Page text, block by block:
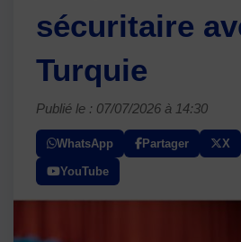
sécuritaire
Turquie
Publié le : 07/07/2026 à 14:30
WhatsApp Partager X
YouTube